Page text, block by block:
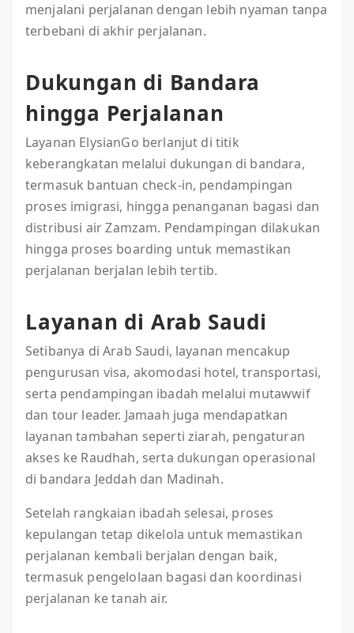
menjalani perjalanan dengan lebih nyaman tanpa
terbebani di akhir perjalanan.
Dukungan di Bandara
hingga Perjalanan
Layanan ElysianGo berlanjut di titik
keberangkatan melalui dukungan di bandara,
termasuk bantuan check-in, pendampingan
proses imigrasi, hingga penanganan bagasi dan
distribusi air Zamzam. Pendampingan dilakukan
hingga proses boarding untuk memastikan
perjalanan berjalan lebih tertib.
Layanan di Arab Saudi
Setibanya di Arab Saudi, layanan mencakup
pengurusan visa, akomodasi hotel, transportasi,
serta pendampingan ibadah melalui mutawwif
dan tour leader. Jamaah juga mendapatkan
layanan tambahan seperti ziarah, pengaturan
akses ke Raudhah, serta dukungan operasional
di bandara Jeddah dan Madinah.
Setelah rangkaian ibadah selesai, proses
kepulangan tetap dikelola untuk memastikan
perjalanan kembali berjalan dengan baik,
termasuk pengelolaan bagasi dan koordinasi
perjalanan ke tanah air.